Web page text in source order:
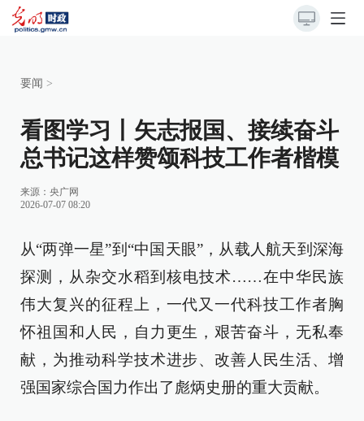
要闻 >
看图学习丨矢志报国、接续奋斗
总书记这样赞颂科技工作者楷模
来源： 央广网
2026-07-07 08:20
从“两弹一星”到“中国天眼”，从载人航天到深海
探测，从杂交水稻到核电技术……在中华民族
伟大复兴的征程上，一代又一代科技工作者胸
怀祖国和人民，自力更生，艰苦奋斗，无私奉
献，为推动科学技术进步、改善人民生活、增
强国家综合国力作出了彪炳史册的重大贡献。